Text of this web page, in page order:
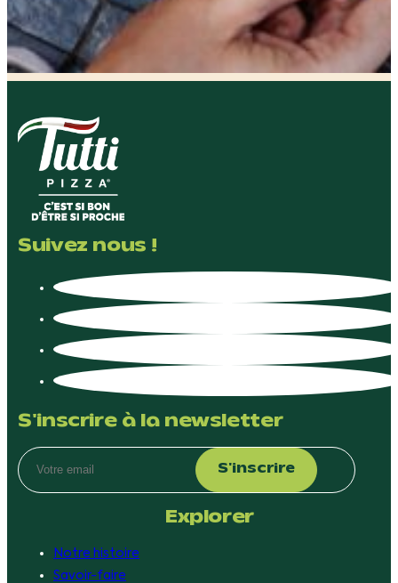
Suivez nous !
S'inscrire à la newsletter
Explorer
Notre histoire
Savoir-faire